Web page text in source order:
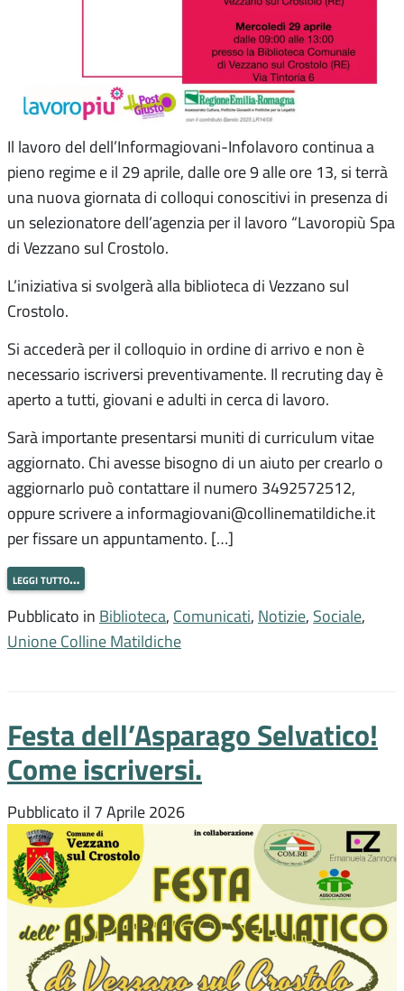
Il lavoro del dell’Informagiovani-Infolavoro continua a
pieno regime e il 29 aprile, dalle ore 9 alle ore 13, si terrà
una nuova giornata di colloqui conoscitivi in presenza di
un selezionatore dell’agenzia per il lavoro “Lavoropiù Spa
di Vezzano sul Crostolo.
L’iniziativa si svolgerà alla biblioteca di Vezzano sul
Crostolo.
Si accederà per il colloquio in ordine di arrivo e non è
necessario iscriversi preventivamente. Il recruting day è
aperto a tutti, giovani e adulti in cerca di lavoro.
Sarà importante presentarsi muniti di curriculum vitae
aggiornato. Chi avesse bisogno di un aiuto per crearlo o
aggiornarlo può contattare il numero 3492572512,
oppure scrivere a informagiovani@collinematildiche.it
per fissare un appuntamento. […]
leggi tutto…
Pubblicato in Biblioteca, Comunicati, Notizie, Sociale,
Unione Colline Matildiche
Festa dell’Asparago Selvatico!
Come iscriversi.
Pubblicato il 7 Aprile 2026